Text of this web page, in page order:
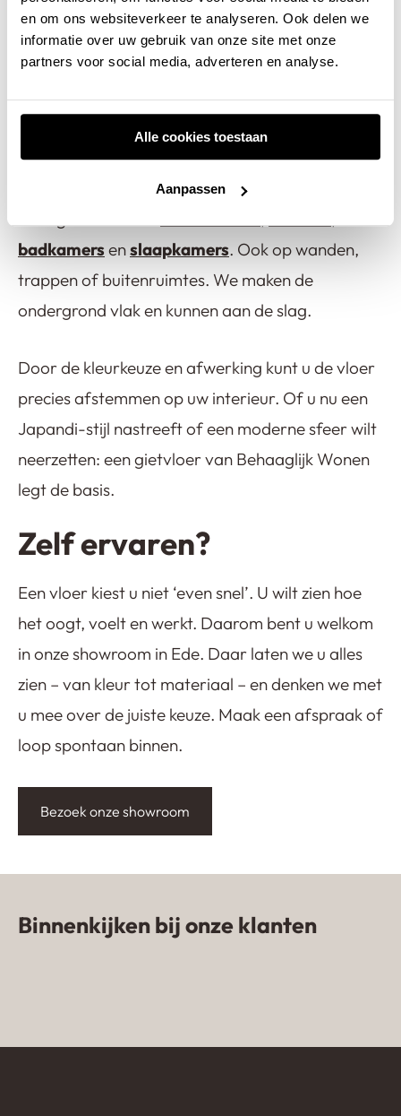
en om ons websiteverkeer te analyseren. Ook delen we
informatie over uw gebruik van onze site met onze
partners voor social media, adverteren en analyse.
Alle cookies toestaan
Aanpassen
Terrazzo gietvloer
Gemaakt van microterrazzo, met fijne korrels.
Slijtvast, duurzaam en (nagenoeg) krasvrij. Er
Waar past een gietvloer?
Overal waar u woont, werkt of leeft. We leggen
badkamers enslaapkamers. Ook op wanden,
trappen of buitenruimtes. We maken de
ondergrond vlak en kunnen aan de slag.
Door de kleurkeuze en afwerking kunt u de vloer
precies afstemmen op uw interieur. Of u nu een
Japandi-stijl nastreeft of een moderne sfeer wilt
neerzetten: een gietvloer van Behaaglijk Wonen
legt de basis.
Zelf ervaren?
Een vloer kiest u niet ‘even snel’. U wilt zien hoe
het oogt, voelt en werkt. Daarom bent u welkom
in onze showroom in Ede. Daar laten we u alles
zien – van kleur tot materiaal – en denken we met
u mee over de juiste keuze. Maak een afspraak of
loop spontaan binnen.
Bezoek onze showroom
Binnenkijken bij onze klanten